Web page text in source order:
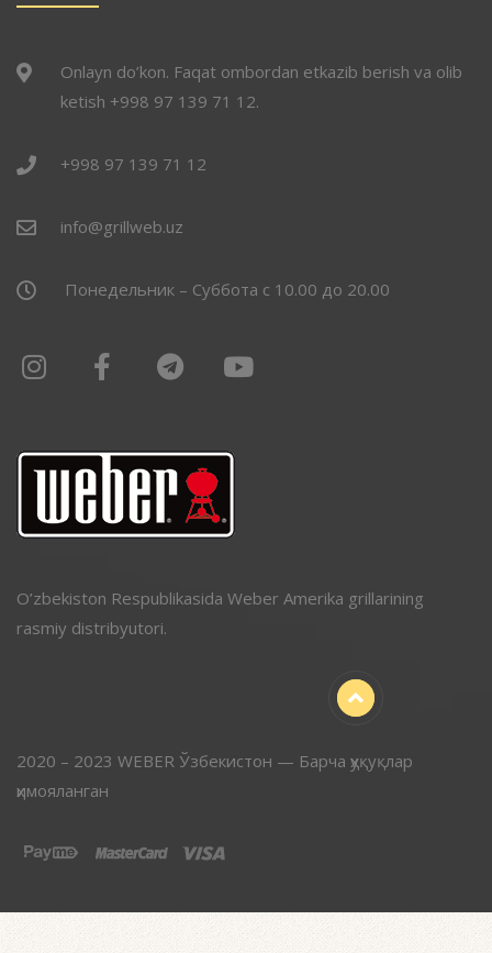
Onlayn do’kon. Faqat ombordan etkazib berish va olib
ketish +998 97 139 71 12.
+998 97 139 71 12
info@grillweb.uz
Понедельник – Суббота с 10.00 до 20.00
O’zbekiston Respublikasida Weber Amerika grillarining
rasmiy distribyutori.
2020 – 2023 WEBER Ўзбекистон — Барча ҳуқуқлар
ҳимояланган